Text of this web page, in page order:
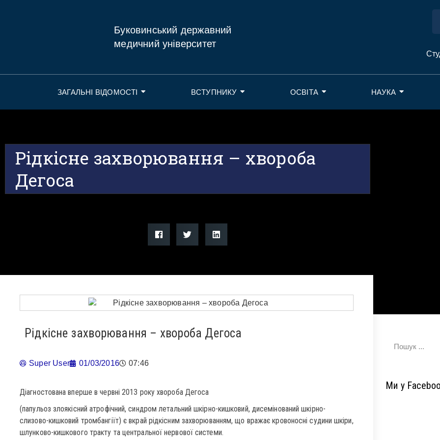
Буковинський державний
медичний університет
ЗАГАЛЬНІ ВІДОМОСТІ ВСТУПНИКУ ОСВІТА НАУКА
Рідкісне захворювання – хвороба
Дегоса
Рідкісне захворювання – хвороба Дегоса
Super User 01/03/2016 07:46
Діагностована вперше в червні 2013 року хвороба Дегоса
(папульоз злоякісний атрофічний, синдром летальний шкірно-кишковий, дисемінований шкірно-
слизово-кишковий тромбангіїт) є вкрай рідкісним захворюванням, що вражає кровоносні судини шкіри,
шлунково-кишкового тракту та центральної нервової системи.
Ми у